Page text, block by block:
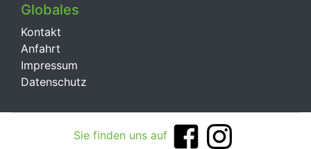
Globales
Kontakt
Anfahrt
Impressum
Datenschutz
Sie finden uns auf